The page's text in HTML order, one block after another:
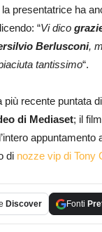
presentatrice ha
“Vi dico
Berlusconi,
tantissimo“.
più recente puntata
di Mediaset; il
appuntamento
di nozze vip di Tony
Discover Fonti